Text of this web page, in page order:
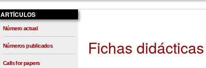
ARTÍCULOS
Número actual
Números publicados
Calls for papers
Fichas didácticas